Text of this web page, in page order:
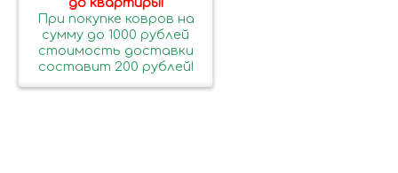
При покупке ковров на
сумму до 1000 рублей
стоимость доставки
составит 200 рублей!